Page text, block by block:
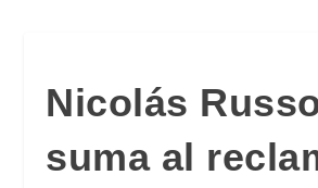
Nicolás
suma al